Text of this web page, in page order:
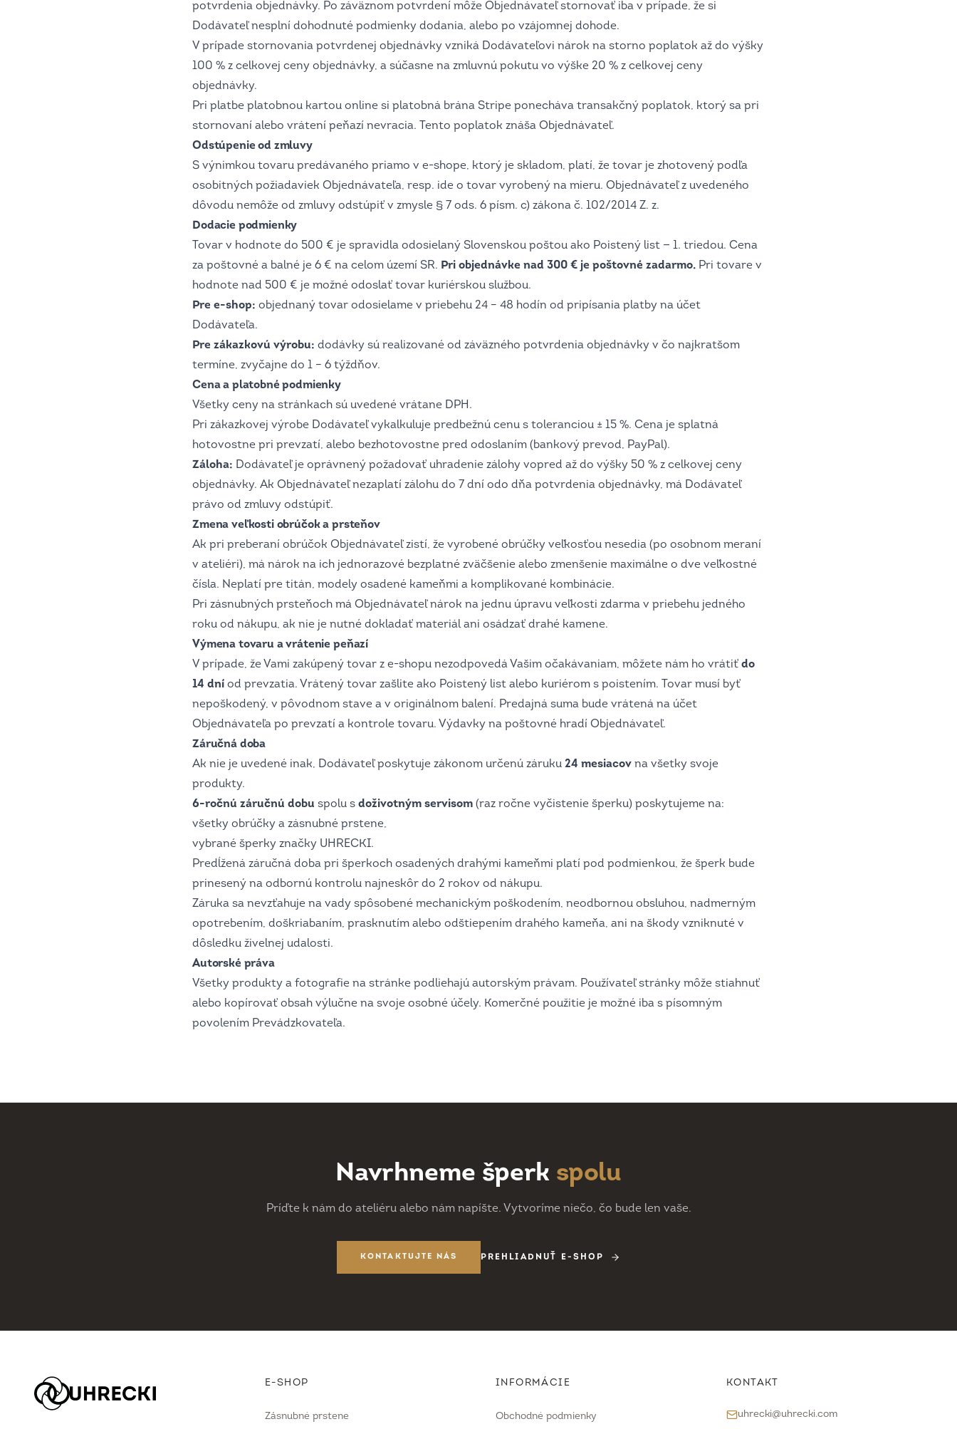
potvrdenia objednávky. Po záväznom potvrdení môže Objednávateľ stornovať iba v prípade, že si
Dodávateľ nesplní dohodnuté podmienky dodania, alebo po vzájomnej dohode.
V prípade stornovania potvrdenej objednávky vzniká Dodávateľovi nárok na storno poplatok až do výšky
100 % z celkovej ceny objednávky, a súčasne na zmluvnú pokutu vo výške 20 % z celkovej ceny
objednávky.
Pri platbe platobnou kartou online si platobná brána Stripe ponecháva transakčný poplatok, ktorý sa pri
stornovaní alebo vrátení peňazí nevracia. Tento poplatok znáša Objednávateľ.
Odstúpenie od zmluvy
S výnimkou tovaru predávaného priamo v e-shope, ktorý je skladom, platí, že tovar je zhotovený podľa
osobitných požiadaviek Objednávateľa, resp. ide o tovar vyrobený na mieru. Objednávateľ z uvedeného
dôvodu nemôže od zmluvy odstúpiť v zmysle § 7 ods. 6 písm. c) zákona č. 102/2014 Z. z.
Dodacie podmienky
Tovar v hodnote do 500 € je spravidla odosielaný Slovenskou poštou ako Poistený list — 1. triedou. Cena
za poštovné a balné je 6 € na celom území SR. Pri objednávke nad 300 € je poštovné zadarmo. Pri tovare v
hodnote nad 500 € je možné odoslať tovar kuriérskou službou.
Pre e-shop: objednaný tovar odosielame v priebehu 24 – 48 hodín od pripísania platby na účet
Dodávateľa.
Pre zákazkovú výrobu: dodávky sú realizované od záväzného potvrdenia objednávky v čo najkratšom
termíne, zvyčajne do 1 – 6 týždňov.
Cena a platobné podmienky
Všetky ceny na stránkach sú uvedené vrátane DPH.
Pri zákazkovej výrobe Dodávateľ vykalkuluje predbežnú cenu s toleranciou ± 15 %. Cena je splatná
hotovostne pri prevzatí, alebo bezhotovostne pred odoslaním (bankový prevod, PayPal).
Záloha: Dodávateľ je oprávnený požadovať uhradenie zálohy vopred až do výšky 50 % z celkovej ceny
objednávky. Ak Objednávateľ nezaplatí zálohu do 7 dní odo dňa potvrdenia objednávky, má Dodávateľ
právo od zmluvy odstúpiť.
Zmena veľkosti obrúčok a prsteňov
Ak pri preberaní obrúčok Objednávateľ zistí, že vyrobené obrúčky veľkosťou nesedia (po osobnom meraní
v ateliéri), má nárok na ich jednorazové bezplatné zväčšenie alebo zmenšenie maximálne o dve veľkostné
čísla. Neplatí pre titán, modely osadené kameňmi a komplikované kombinácie.
Pri zásnubných prsteňoch má Objednávateľ nárok na jednu úpravu veľkosti zdarma v priebehu jedného
roku od nákupu, ak nie je nutné dokladať materiál ani osádzať drahé kamene.
Výmena tovaru a vrátenie peňazí
V prípade, že Vami zakúpený tovar z e-shopu nezodpovedá Vašim očakávaniam, môžete nám ho vrátiť do
14 dní od prevzatia. Vrátený tovar zašlite ako Poistený list alebo kuriérom s poistením. Tovar musí byť
nepoškodený, v pôvodnom stave a v originálnom balení. Predajná suma bude vrátená na účet
Objednávateľa po prevzatí a kontrole tovaru. Výdavky na poštovné hradí Objednávateľ.
Záručná doba
Ak nie je uvedené inak, Dodávateľ poskytuje zákonom určenú záruku 24 mesiacov na všetky svoje
produkty.
6-ročnú záručnú dobu spolu s doživotným servisom (raz ročne vyčistenie šperku) poskytujeme na:
všetky obrúčky a zásnubné prstene,
vybrané šperky značky UHRECKI.
Predĺžená záručná doba pri šperkoch osadených drahými kameňmi platí pod podmienkou, že šperk bude
prinesený na odbornú kontrolu najneskôr do 2 rokov od nákupu.
Záruka sa nevzťahuje na vady spôsobené mechanickým poškodením, neodbornou obsluhou, nadmerným
opotrebením, doškriabaním, prasknutím alebo odštiepením drahého kameňa, ani na škody vzniknuté v
dôsledku živelnej udalosti.
Autorské práva
Všetky produkty a fotografie na stránke podliehajú autorským právam. Používateľ stránky môže stiahnuť
alebo kopírovať obsah výlučne na svoje osobné účely. Komerčné použitie je možné iba s písomným
povolením Prevádzkovateľa.
Navrhneme šperk spolu
Príďte k nám do ateliéru alebo nám napíšte. Vytvoríme niečo, čo bude len vaše.
KONTAKTUJTE NÁS PREHLIADNUŤ E-SHOP
E-SHOP
Zásnubné prstene
INFORMÁCIE
Obchodné podmienky
KONTAKT
uhrecki@uhrecki.com